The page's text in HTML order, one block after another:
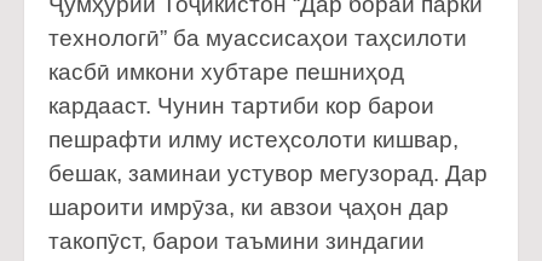
технологӣ” ба муассисаҳои таҳсилоти
касбӣ имкони хубтаре пешниҳод
кардааст. Чунин тартиби кор барои
пешрафти илму истеҳсолоти кишвар,
бешак, заминаи устувор мегузорад. Дар
шароити имрӯза, ки авзои ҷаҳон дар
такопӯст, барои таъмини зиндагии